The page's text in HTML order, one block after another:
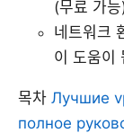
(무료 가능
네트워크
이 도움이
목차 Лучшие
полное